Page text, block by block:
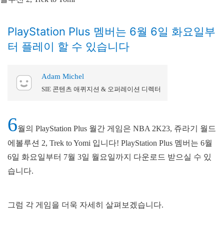
PlayStation Plus 멤버는 6월 6일 화요일부
터 플레이 할 수 있습니다
Adam Michel
SIE 콘텐츠 애퀴지션 & 오퍼레이션 디렉터
6월의 PlayStation Plus 월간 게임은 NBA 2K23, 쥬라기 월드
에볼루션 2, Trek to Yomi 입니다! PlayStation Plus 멤버는 6월
6일 화요일부터 7월 3일 월요일까지 다운로드 받으실 수 있
습니다.
그럼 각 게임을 더욱 자세히 살펴보겠습니다.